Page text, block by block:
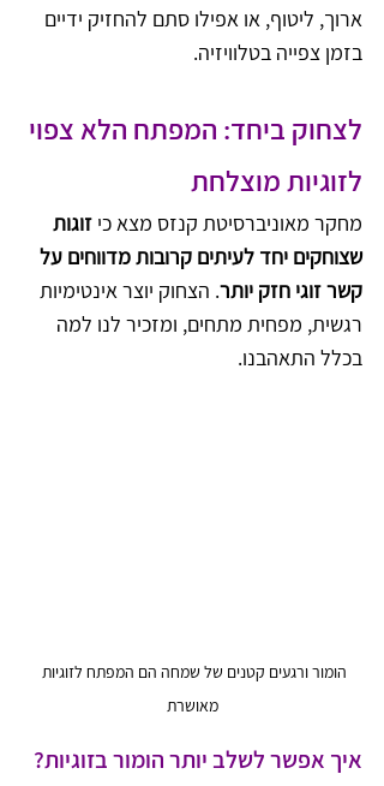
ארוך, ליטוף, או אפילו סתם להחזיק ידיים
בזמן צפייה בטלוויזיה.
לצחוק ביחד: המפתח הלא צפוי
לזוגיות מוצלחת
מחקר מאוניברסיטת קנזס מצא כי זוגות
שצוחקים יחד לעיתים קרובות מדווחים על
קשר זוגי חזק יותר. הצחוק יוצר אינטימיות
רגשית, מפחית מתחים, ומזכיר לנו למה
בכלל התאהבנו.
הומור ורגעים קטנים של שמחה הם המפתח לזוגיות
מאושרת
איך אפשר לשלב יותר הומור בזוגיות?